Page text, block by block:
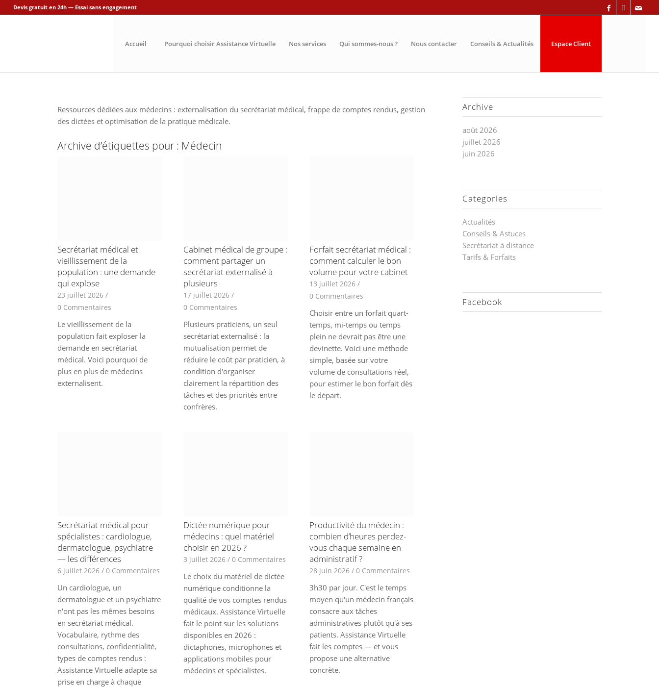
Devis gratuit en 24h — Essai sans engagement
Accueil Pourquoi choisir Assistance Virtuelle Nos services Qui sommes-nous ? Nous contacter Conseils & Actualités Espace Client
Ressources dédiées aux médecins : externalisation du secrétariat médical, frappe de comptes rendus, gestion
des dictées et optimisation de la pratique médicale.
Archive d’étiquettes pour : Médecin
Secrétariat médical et
vieillissement de la
population : une demande
qui explose
23 juillet 2026 /
0 Commentaires
Le vieillissement de la
population fait exploser la
demande en secrétariat
médical. Voici pourquoi de
plus en plus de médecins
externalisent.
Cabinet médical de groupe :
comment partager un
secrétariat externalisé à
plusieurs
17 juillet 2026 /
0 Commentaires
Plusieurs praticiens, un seul
secrétariat externalisé : la
mutualisation permet de
réduire le coût par praticien, à
condition d'organiser
clairement la répartition des
tâches et des priorités entre
confrères.
Forfait secrétariat médical :
comment calculer le bon
volume pour votre cabinet
13 juillet 2026 /
0 Commentaires
Choisir entre un forfait quart-
temps, mi-temps ou temps
plein ne devrait pas être une
devinette. Voici une méthode
simple, basée sur votre
volume de consultations réel,
pour estimer le bon forfait dès
le départ.
Secrétariat médical pour
spécialistes : cardiologue,
dermatologue, psychiatre
— les différences
6 juillet 2026 / 0 Commentaires
Un cardiologue, un
dermatologue et un psychiatre
n'ont pas les mêmes besoins
en secrétariat médical.
Vocabulaire, rythme des
consultations, confidentialité,
types de comptes rendus :
Assistance Virtuelle adapte sa
prise en charge à chaque
Dictée numérique pour
médecins : quel matériel
choisir en 2026 ?
3 juillet 2026 / 0 Commentaires
Le choix du matériel de dictée
numérique conditionne la
qualité de vos comptes rendus
médicaux. Assistance Virtuelle
fait le point sur les solutions
disponibles en 2026 :
dictaphones, microphones et
applications mobiles pour
médecins et spécialistes.
Productivité du médecin :
combien d’heures perdez-
vous chaque semaine en
administratif ?
28 juin 2026 / 0 Commentaires
3h30 par jour. C'est le temps
moyen qu'un médecin français
consacre aux tâches
administratives plutôt qu'à ses
patients. Assistance Virtuelle
fait les comptes — et vous
propose une alternative
concrète.
Archive
août 2026
juillet 2026
juin 2026
Categories
Actualités
Conseils & Astuces
Secrétariat à distance
Tarifs & Forfaits
Facebook